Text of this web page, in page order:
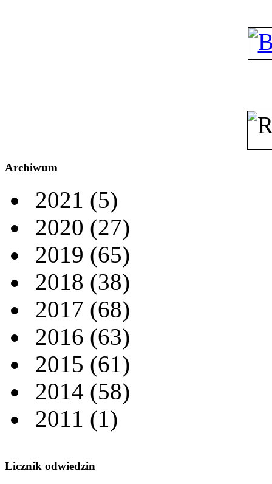
Archiwum
2021 (5)
2020 (27)
2019 (65)
2018 (38)
2017 (68)
2016 (63)
2015 (61)
2014 (58)
2011 (1)
Licznik odwiedzin